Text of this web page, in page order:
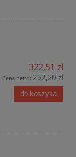
322,51 zł
Cena netto: 262,20 zł
do koszyka